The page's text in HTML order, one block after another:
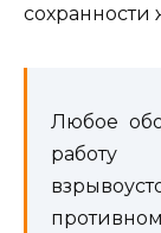
сохранности
Любое